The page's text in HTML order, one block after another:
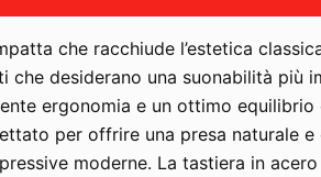
che racchiude l’estetica
desiderano una suonabilità più
ergonomia e un ottimo
per offrire una presa naturale
moderne. La tastiera in